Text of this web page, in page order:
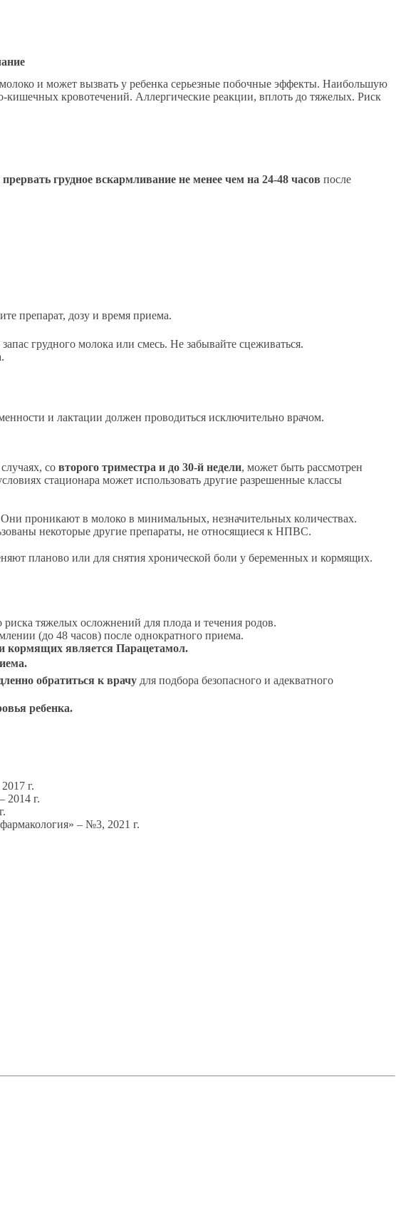
и может вызвать у ребенка серьезные побочные эффекты. Наибольшую
кровотечений. Аллергические реакции, вплоть до тяжелых. Риск
прервать грудное вскармливание не менее чем на 24-48 часов после
препарат, дозу и время приема.
грудного молока или смесь. Не забывайте сцеживаться.
и лактации должен проводиться исключительно врачом.
со второго триместра и до 30-й недели, может быть рассмотрен
стационара может использовать другие разрешенные классы
проникают в молоко в минимальных, незначительных количествах.
некоторые другие препараты, не относящиеся к НПВС.
планово или для снятия хронической боли у беременных и кормящих.
риска тяжелых осложнений для плода и течения родов.
(до 48 часов) после однократного приема.
кормящих является Парацетамол.
обратиться к врачу для подбора безопасного и адекватного
ребенка.
г.
2014 г.
– №3, 2021 г.